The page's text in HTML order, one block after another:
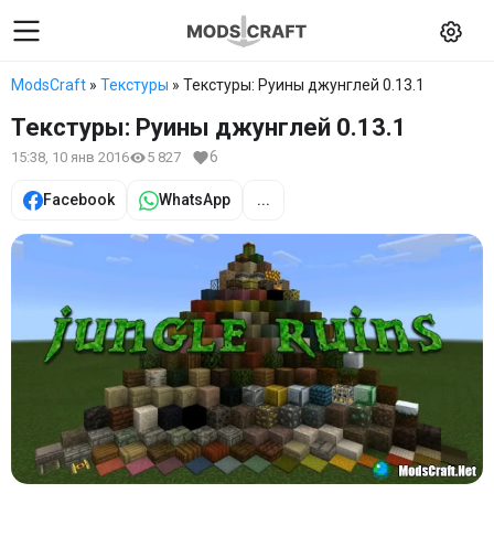
ModsCraft » Текстуры » Текстуры: Руины джунглей 0.13.1
Текстуры: Руины джунглей 0.13.1
15:38, 10 янв 2016 5 827 6
Facebook WhatsApp ...